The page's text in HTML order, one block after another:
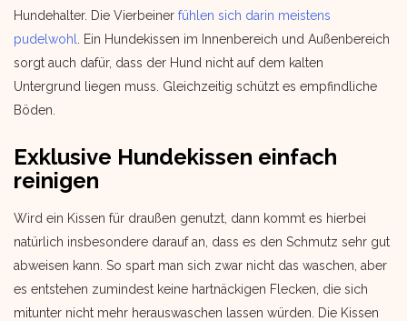
Hundehalter. Die Vierbeiner fühlen sich darin meistens
pudelwohl
. Ein Hundekissen im Innenbereich und Außenbereich
sorgt auch dafür, dass der Hund nicht auf dem kalten
Untergrund liegen muss. Gleichzeitig schützt es empfindliche
Böden.
Exklusive Hundekissen einfach
reinigen
Wird ein Kissen für draußen genutzt, dann kommt es hierbei
natürlich insbesondere darauf an, dass es den Schmutz sehr gut
abweisen kann. So spart man sich zwar nicht das waschen, aber
es entstehen zumindest keine hartnäckigen Flecken, die sich
mitunter nicht mehr herauswaschen lassen würden. Die Kissen